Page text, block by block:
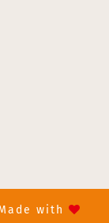
with